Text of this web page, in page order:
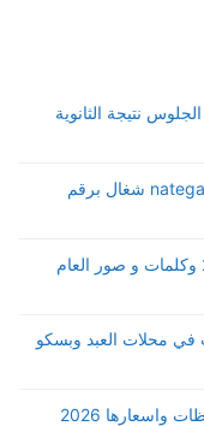
الثالث الثانوي 2026 برقم الجلوس نتيجة الثانوية
رابط نتيجة الدبلومات الفنية 2026 nategafany.emis شغال برقم
رسائل تهنئة رأس السنة الهجرية 1448- 2027 وكلمات و صور العام
وعلب البسكويت في محلات العبد وبسكو
اجمل أماكن خروجة العيد في القاهرة والمحافظات واسعارها 2026